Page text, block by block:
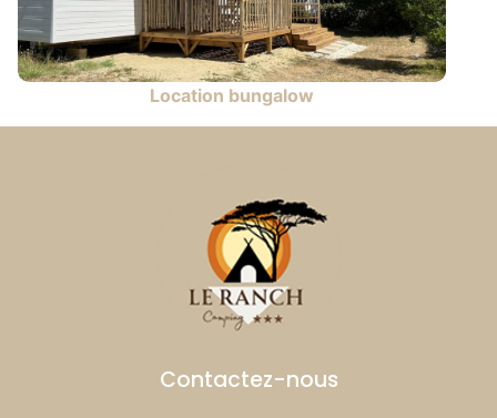
Location bungalow
Contactez-nous